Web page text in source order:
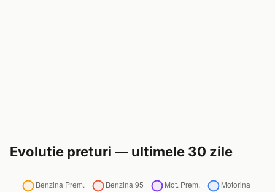
Evolutie preturi — ultimele 30 zile